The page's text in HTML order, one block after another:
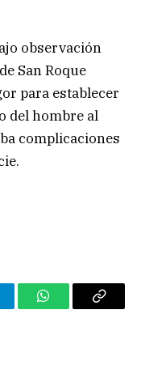
observación
San Roque
para establecer
del hombre al
complicaciones
WhatsAppCopy